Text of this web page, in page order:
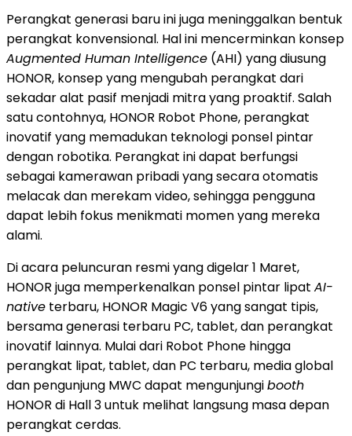
Perangkat generasi baru ini juga meninggalkan bentuk
perangkat konvensional. Hal ini mencerminkan konsep
Augmented Human Intelligence (AHI) yang diusung
HONOR, konsep yang mengubah perangkat dari
sekadar alat pasif menjadi mitra yang proaktif. Salah
satu contohnya, HONOR Robot Phone, perangkat
inovatif yang memadukan teknologi ponsel pintar
dengan robotika. Perangkat ini dapat berfungsi
sebagai kamerawan pribadi yang secara otomatis
melacak dan merekam video, sehingga pengguna
dapat lebih fokus menikmati momen yang mereka
alami.
Di acara peluncuran resmi yang digelar 1 Maret,
HONOR juga memperkenalkan ponsel pintar lipat AI-
native terbaru, HONOR Magic V6 yang sangat tipis,
bersama generasi terbaru PC, tablet, dan perangkat
inovatif lainnya. Mulai dari Robot Phone hingga
perangkat lipat, tablet, dan PC terbaru, media global
dan pengunjung MWC dapat mengunjungibooth
HONOR di Hall 3 untuk melihat langsung masa depan
perangkat cerdas.